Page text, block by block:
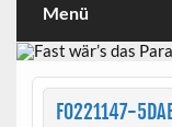
Menü
F0221147-